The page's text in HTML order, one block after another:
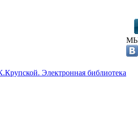
Электронная библиотека